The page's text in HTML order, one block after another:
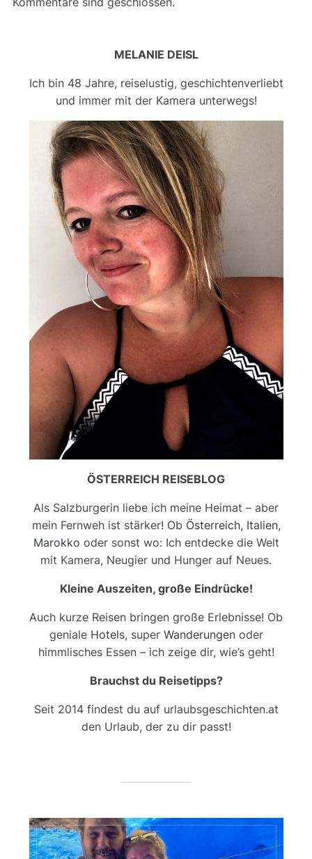
MELANIE DEISL
Ich bin 48 Jahre, reiselustig, geschichtenverliebt
und immer mit der Kamera unterwegs!
ÖSTERREICH REISEBLOG
Als Salzburgerin liebe ich meine Heimat – aber
mein Fernweh ist stärker! Ob Österreich, Italien,
Marokko oder sonst wo: Ich entdecke die Welt
mit Kamera, Neugier und Hunger auf Neues.
Kleine Auszeiten, große Eindrücke!
Auch kurze Reisen bringen große Erlebnisse! Ob
geniale Hotels, super Wanderungenoder
himmlisches Essen – ich zeige dir, wie’s geht!
Brauchst du Reisetipps?
Seit 2014 findest du auf urlaubsgeschichten.at
den Urlaub, der zu dir passt!